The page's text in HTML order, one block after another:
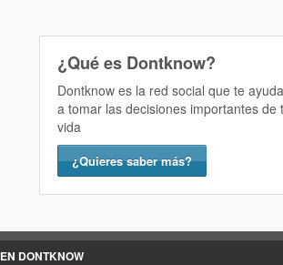
¿Qué es Dontknow?
Dontknow es la red social que te ayuda
a tomar las decisiones importantes de
vida
¿Quieres saber más?
EN DONTKNOW